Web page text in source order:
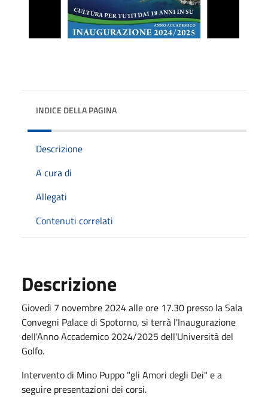
INDICE DELLA PAGINA
Descrizione
A cura di
Allegati
Contenuti correlati
Descrizione
Giovedì 7 novembre 2024 alle ore 17.30 presso la Sala
Convegni Palace di Spotorno, si terrà l'Inaugurazione
dell'Anno Accademico 2024/2025 dell'Università del
Golfo.
Intervento di Mino Puppo "gli Amori degli Dei" e a
seguire presentazioni dei corsi.